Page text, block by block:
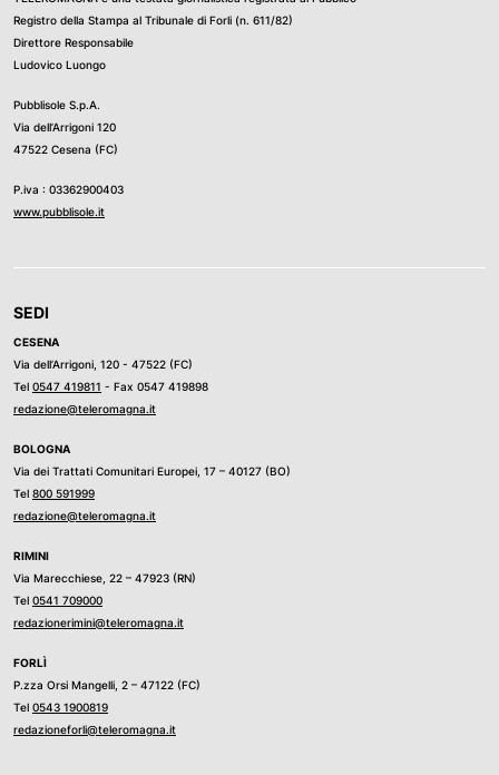
Registro della Stampa al Tribunale di Forli (n. 611/82)
Direttore Responsabile
Ludovico Luongo
Pubblisole S.p.A.
Via dell’Arrigoni 120
47522 Cesena (FC)
P.iva : 03362900403
www.pubblisole.it
SEDI
CESENA
Via dell’Arrigoni, 120 - 47522 (FC)
Tel 0547 419811 - Fax 0547 419898
redazione@teleromagna.it
BOLOGNA
Via dei Trattati Comunitari Europei, 17 – 40127 (BO)
Tel 800 591999
redazione@teleromagna.it
RIMINI
Via Marecchiese, 22 – 47923 (RN)
Tel 0541 709000
redazionerimini@teleromagna.it
FORLÌ
P.zza Orsi Mangelli, 2 – 47122 (FC)
Tel 0543 1900819
redazioneforli@teleromagna.it